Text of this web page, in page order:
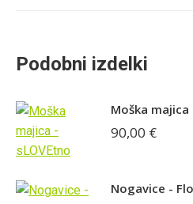
Podobni izdelki
Moška majica
90,00 €
Nogavice -